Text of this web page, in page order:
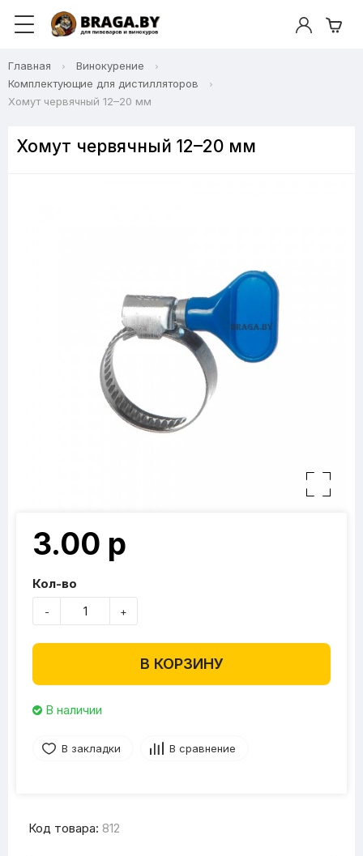
Главная
Винокурение
Комплектующие для дистилляторов
Хомут червячный 12–20 мм
Хомут червячный 12–20 мм
3.00 р
Кол-во
- +
В КОРЗИНУ
В наличии
В закладки В сравнение
Код товара: 812